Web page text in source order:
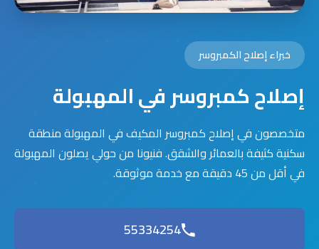
خبراء إصلاح الكمبروسر
إصلاح كمبروسر في المهبولة
متخصصون في إصلاح كمبروسر المكيف في المهبولة منطقة
سكنية كثيفة بالعمائر والشقق. فنيونا من حولي يصلون المهبولة
في أقل من 45 دقيقة مع خدمة موثوقة.
55334254